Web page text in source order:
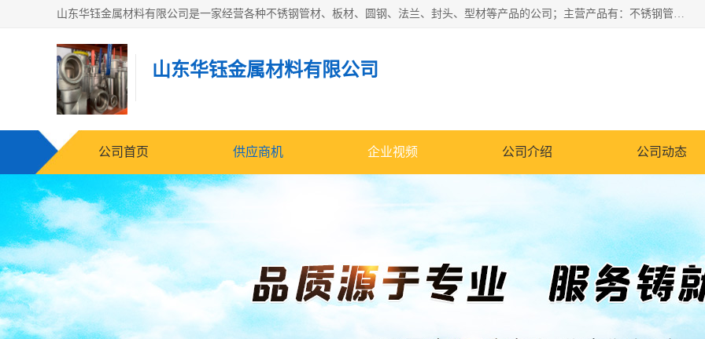
山东华钰金属材料有限公司是一家经营各种不锈钢管材、板材、圆钢、法兰、封头、型材等产品的公司；主营产品有：不锈钢管，激光切割，管件标准件，不锈钢圆钢，不锈钢人孔，不锈钢亮管，不锈钢角钢，不锈钢加工，不锈钢管子，不锈钢工业方管，不锈钢封头，不锈钢法兰，不锈钢阀门，不锈钢槽钢，不锈钢扁钢，不锈钢板等；可为客户制作各种规格的型材及不锈钢配件、非标准件及各种容器具等，能满足客户的不同采购要求。
山东华钰金属材料有限公司
公司首页 供应商机 企业视频 公司介绍 公司动态